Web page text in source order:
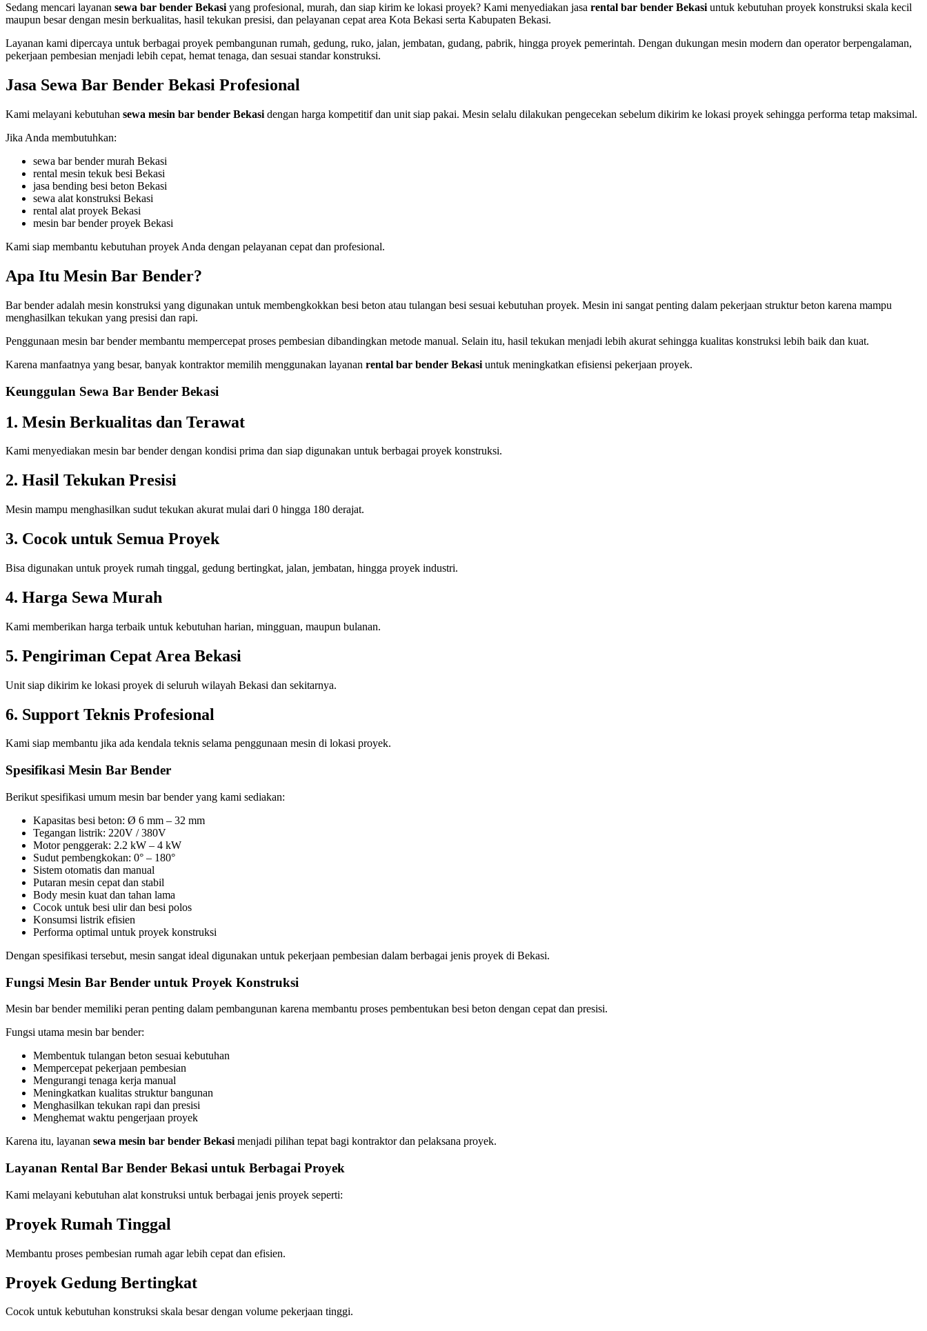
Sedang mencari layanan sewa bar bender Bekasi yang profesional, murah, dan siap kirim ke lokasi proyek? Kami menyediakan jasa rental bar bender Bekasi untuk kebutuhan proyek konstruksi skala kecil
maupun besar dengan mesin berkualitas, hasil tekukan presisi, dan pelayanan cepat area Kota Bekasi serta Kabupaten Bekasi.
Layanan kami dipercaya untuk berbagai proyek pembangunan rumah, gedung, ruko, jalan, jembatan, gudang, pabrik, hingga proyek pemerintah. Dengan dukungan mesin modern dan operator berpengalaman,
pekerjaan pembesian menjadi lebih cepat, hemat tenaga, dan sesuai standar konstruksi.
Jasa Sewa Bar Bender Bekasi Profesional
Kami melayani kebutuhan sewa mesin bar bender Bekasi dengan harga kompetitif dan unit siap pakai. Mesin selalu dilakukan pengecekan sebelum dikirim ke lokasi proyek sehingga performa tetap maksimal.
Jika Anda membutuhkan:
sewa bar bender murah Bekasi
rental mesin tekuk besi Bekasi
jasa bending besi beton Bekasi
sewa alat konstruksi Bekasi
rental alat proyek Bekasi
mesin bar bender proyek Bekasi
Kami siap membantu kebutuhan proyek Anda dengan pelayanan cepat dan profesional.
Apa Itu Mesin Bar Bender?
Bar bender adalah mesin konstruksi yang digunakan untuk membengkokkan besi beton atau tulangan besi sesuai kebutuhan proyek. Mesin ini sangat penting dalam pekerjaan struktur beton karena mampu
menghasilkan tekukan yang presisi dan rapi.
Penggunaan mesin bar bender membantu mempercepat proses pembesian dibandingkan metode manual. Selain itu, hasil tekukan menjadi lebih akurat sehingga kualitas konstruksi lebih baik dan kuat.
Karena manfaatnya yang besar, banyak kontraktor memilih menggunakan layanan rental bar bender Bekasi untuk meningkatkan efisiensi pekerjaan proyek.
Keunggulan Sewa Bar Bender Bekasi
1. Mesin Berkualitas dan Terawat
Kami menyediakan mesin bar bender dengan kondisi prima dan siap digunakan untuk berbagai proyek konstruksi.
2. Hasil Tekukan Presisi
Mesin mampu menghasilkan sudut tekukan akurat mulai dari 0 hingga 180 derajat.
3. Cocok untuk Semua Proyek
Bisa digunakan untuk proyek rumah tinggal, gedung bertingkat, jalan, jembatan, hingga proyek industri.
4. Harga Sewa Murah
Kami memberikan harga terbaik untuk kebutuhan harian, mingguan, maupun bulanan.
5. Pengiriman Cepat Area Bekasi
Unit siap dikirim ke lokasi proyek di seluruh wilayah Bekasi dan sekitarnya.
6. Support Teknis Profesional
Kami siap membantu jika ada kendala teknis selama penggunaan mesin di lokasi proyek.
Spesifikasi Mesin Bar Bender
Berikut spesifikasi umum mesin bar bender yang kami sediakan:
Kapasitas besi beton: Ø 6 mm – 32 mm
Tegangan listrik: 220V / 380V
Motor penggerak: 2.2 kW – 4 kW
Sudut pembengkokan: 0° – 180°
Sistem otomatis dan manual
Putaran mesin cepat dan stabil
Body mesin kuat dan tahan lama
Cocok untuk besi ulir dan besi polos
Konsumsi listrik efisien
Performa optimal untuk proyek konstruksi
Dengan spesifikasi tersebut, mesin sangat ideal digunakan untuk pekerjaan pembesian dalam berbagai jenis proyek di Bekasi.
Fungsi Mesin Bar Bender untuk Proyek Konstruksi
Mesin bar bender memiliki peran penting dalam pembangunan karena membantu proses pembentukan besi beton dengan cepat dan presisi.
Fungsi utama mesin bar bender:
Membentuk tulangan beton sesuai kebutuhan
Mempercepat pekerjaan pembesian
Mengurangi tenaga kerja manual
Meningkatkan kualitas struktur bangunan
Menghasilkan tekukan rapi dan presisi
Menghemat waktu pengerjaan proyek
Karena itu, layanan sewa mesin bar bender Bekasi menjadi pilihan tepat bagi kontraktor dan pelaksana proyek.
Layanan Rental Bar Bender Bekasi untuk Berbagai Proyek
Kami melayani kebutuhan alat konstruksi untuk berbagai jenis proyek seperti:
Proyek Rumah Tinggal
Membantu proses pembesian rumah agar lebih cepat dan efisien.
Proyek Gedung Bertingkat
Cocok untuk kebutuhan konstruksi skala besar dengan volume pekerjaan tinggi.